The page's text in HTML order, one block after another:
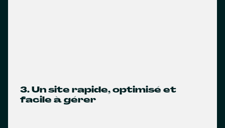
3. Un site rapide, optimisé et
facile à gérer